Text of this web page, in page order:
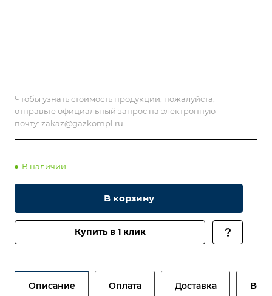
Чтобы узнать стоимость продукции, пожалуйста,
отправьте официальный запрос на электронную
почту: zakaz@gazkompl.ru
В наличии
В корзину
Купить в 1 клик
Описание Оплата Доставка